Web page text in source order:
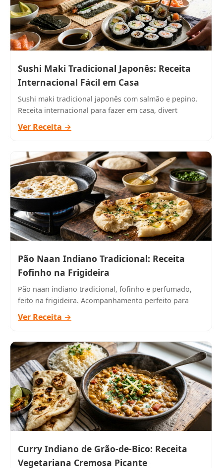
Sushi Maki Tradicional Japonês: Receita
Internacional Fácil em Casa
Sushi maki tradicional japonês com salmão e pepino.
Receita internacional para fazer em casa, divert
Ver Receita →
Pão Naan Indiano Tradicional: Receita
Fofinho na Frigideira
Pão naan indiano tradicional, fofinho e perfumado,
feito na frigideira. Acompanhamento perfeito para
Ver Receita →
Curry Indiano de Grão-de-Bico: Receita
Vegetariana Cremosa Picante